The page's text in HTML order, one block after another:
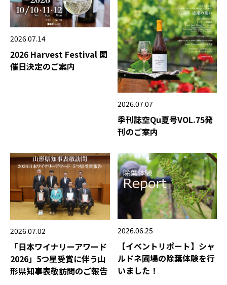
2026.07.14
2026 Harvest Festival 開
催日決定のご案内
2026.07.07
季刊誌空Qu夏号VOL.75発
刊のご案内
2026.07.02
「日本ワイナリーアワード
2026」5つ星受賞に伴う山
形県知事表敬訪問のご報告
2026.06.25
【イベントリポート】シャ
ルドネ圃場の除葉体験を行
いました！